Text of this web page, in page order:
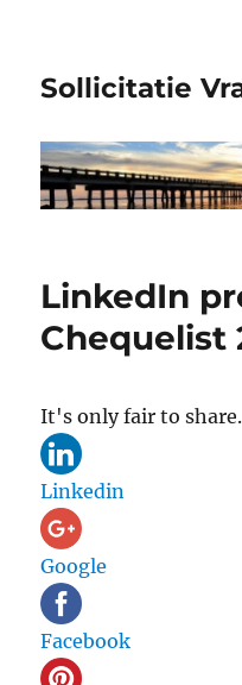
Sollicitatie
LinkedIn
Chequelist
It's only fair to
Linkedin
Google
Facebook